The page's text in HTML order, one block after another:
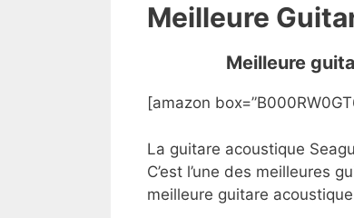
Meilleure
Meilleure
[amazon
La guitare acoustique
C’est l’une des meilleures
meilleure guitare